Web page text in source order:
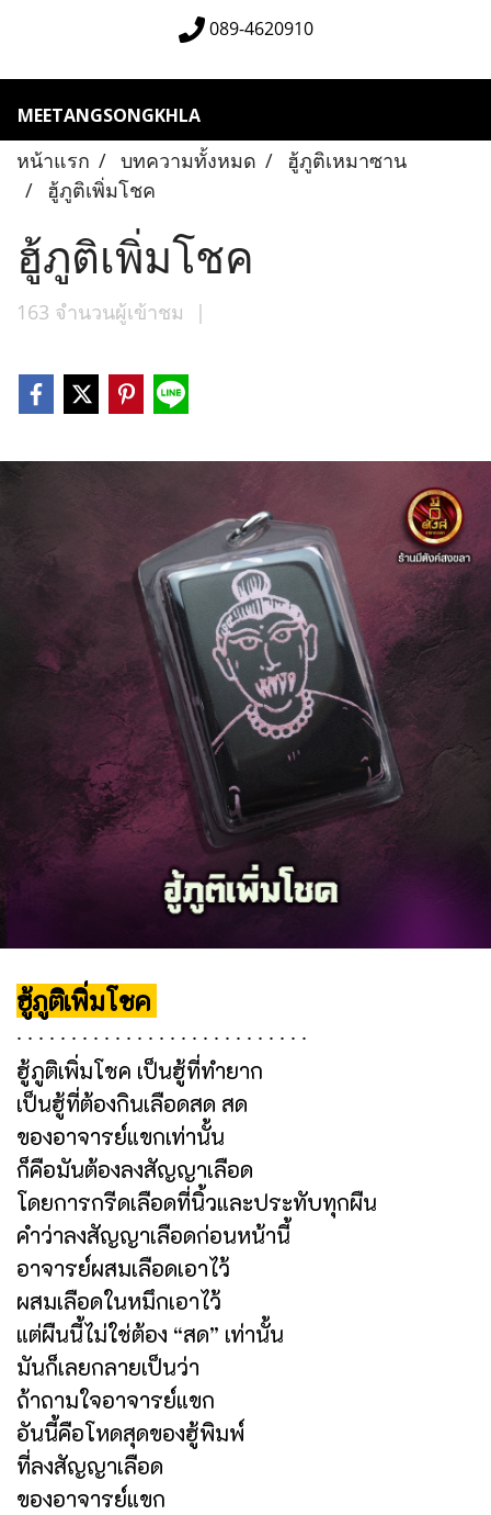
089-4620910
MEETANGSONGKHLA
หน้าแรก บทความทั้งหมด
ฮู้ภูติเหมาซาน
ฮู้ภูติเพิ่มโชค
ฮู้ภูติเพิ่มโชค
163 จำนวนผู้เข้าชม |
ฮู้ภูติเพิ่มโชค
∙ ∙ ∙ ∙ ∙ ∙ ∙ ∙ ∙ ∙ ∙ ∙ ∙ ∙ ∙ ∙ ∙ ∙ ∙ ∙ ∙ ∙ ∙ ∙ ∙ ∙ ∙
ฮู้ภูติเพิ่มโชค เป็นฮู้ที่ทำยาก
เป็นฮู้ที่ต้องกินเลือดสด สด
ของอาจารย์แขกเท่านั้น
ก็คือมันต้องลงสัญญาเลือด
โดยการกรีดเลือดที่นิ้วและประทับทุกผืน
คำว่าลงสัญญาเลือดก่อนหน้านี้
อาจารย์ผสมเลือดเอาไว้
ผสมเลือดในหมึกเอาไว้
แต่ผืนนี้ไม่ใช่ต้อง “สด” เท่านั้น
มันก็เลยกลายเป็นว่า
ถ้าถามใจอาจารย์แขก
อันนี้คือโหดสุดของฮู้พิมพ์
ที่ลงสัญญาเลือด
ของอาจารย์แขก